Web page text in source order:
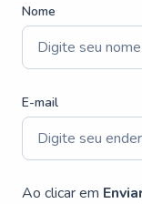
Nome
E-mail
Ao clicar em